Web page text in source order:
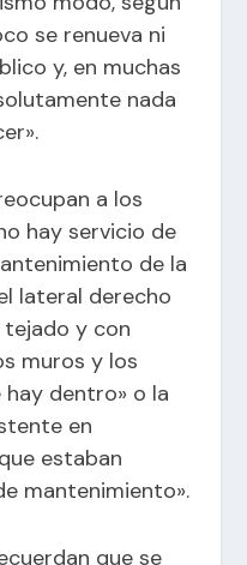
se renueva ni
y, en muchas
nada
a los
hay servicio de
de la
lateral derecho
y con
muros y los
dentro» o la
en
estaban
mantenimiento».
que se